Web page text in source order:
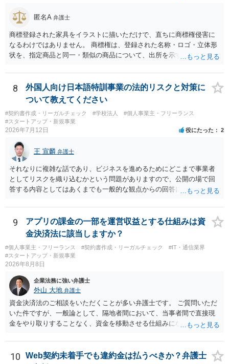
匿名A 弁護士
商標登録された家具をイラストに描いただけで、直ちに商標権侵害に
なるわけではありません。 商標権は、登録された名称・ロゴ・立体形
状を、指定商品と同一・類似の商品について、出所を示す表示として
て描くにとどまる場合は、通常、商標権侵害にはなりにくいと考えら
れます。 ただし、家具名や特徴的な形状を商品名・広告に大きく表示
し、公式商品やライセンス商品と誤認させる販売方法であれば、商標
権や不正競争防止法上の問題が生じ得ます。家具のデザインに著作権
が認められる場合は、著作権も別途問題となります。 無料のSNS投稿
やプレゼントでも、著作権侵害は成立し得ます。商標権については、
日本の商標権は原則として日本国内にのみ効力を持ちます。外国で販
売する場合は、販売国の商標・意匠等を確認する必要があります。 他
の作家の例は、許諾を得ている、権利が消滅している、侵害に当たら
ない、又は単に権利行使されていないなど、様々な可能性がありま
す。他人が販売していることだけでは、適法とは判断できません。
8
外国人向け日本語特訓事業の法的リスクと対策に
ついて教えてください
#契約書作成・リーガルチェック #学校法人
#個人事業主・フリーランス
#スタートアップ・新規事業
2026年7月12日 役にたった 2
王 宣麟 弁護士
それなりに複雑な話であり、ビジネスを進めるためにどこまで事業者
としてリスクを織り込むかという問題がありますので、公開の場で回
答する内容としてはあくまでも一般的な観点からの回答になります
授業・言語コーチング」と明確に位置付け、サーフィンや農業体験、
工場見学等のアクティビティは、旅行商品ではなく授業に付随した無
償の交流・学習機会として整理すること。 ・宿泊・交通・レンタカー
等の契約主体および支払は常にクライアント本人と事業者の間で完結
させ、日本語講師は予約手続や支払の代理・媒介・取次・窓口を担わ
ないこと。 ・利用規約・免責条項では、①講師は旅行業者ではなく運
の移動・アクティビティ参加は自己の判断と責任によること、③講師
の故意・重大な過失を除く範囲で事故等についての責任を限定するこ
とを明示すること。 この辺りは意識して書類等を作成された方がよろ
しいかと思います。 公開の場で個別具体的な内容に従って回答するの
にも限界がありますので、資料などを持参の上、弁護士の相談される
9
アプリの課金の一部を運営収益とする仕組みは資
金決済法に該当しますか？
#個人事業主・フリーランス #契約書作成・リーガルチェック
#IT・通信業界
#スタートアップ・新規事業
2026年8月8日
企業法務に強い弁護士
外山 大地 弁護士
資金決済法のご相談をいただくことが多い弁護士です。 ご質問いただ
いた件ですが、一般論として、隔地者間において、当事者間で直接現
金をやり取りすることなく、資金を移動させる仕組みになりますの
も、為替取引に該当し得る場合であっても、いわゆる収納代行とし
て、資金移動業の規制の対象外となる余地があります。 この点につい
10
Web契約未着手でも違約金は払うべきか？弁護士